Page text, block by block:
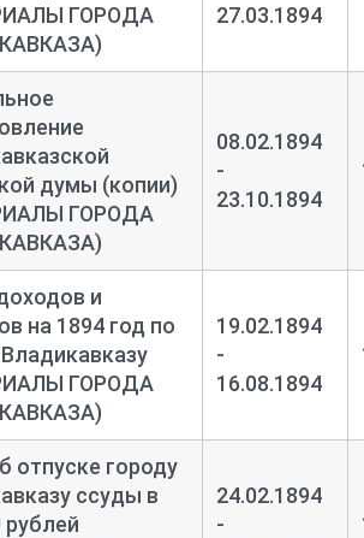
ГОРОДА
27.03.1894
думы (копии)
ГОРОДА
08.02.1894
-
23.10.1894
и
на 1894 год по
ГОРОДА
19.02.1894
-
16.08.1894
отпуске городу
ссуды в
рублей
24.02.1894
-